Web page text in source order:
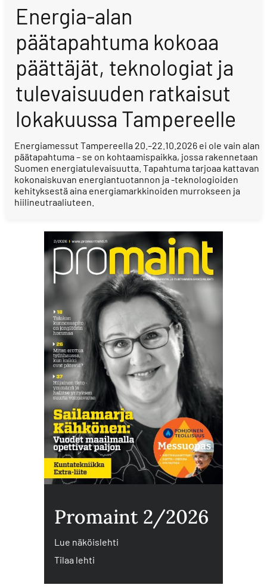
Energia-alan
päätapahtuma kokoaa
päättäjät, teknologiat ja
tulevaisuuden ratkaisut
lokakuussa Tampereelle
Energiamessut Tampereella 20.–22.10.2026 ei ole vain alan
päätapahtuma – se on kohtaamispaikka, jossa rakennetaan
Suomen energiatulevaisuutta. Tapahtuma tarjoaa kattavan
kokonaiskuvan energiantuotannon ja -teknologioiden
kehityksestä aina energiamarkkinoiden murrokseen ja
hiilineutraaliuteen.
Promaint 2/2026
Lue näköislehti
Tilaa lehti